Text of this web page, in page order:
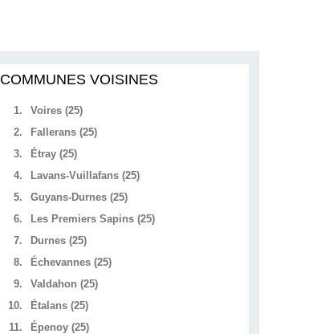
COMMUNES VOISINES
1.
Voires (25)
2.
Fallerans (25)
3.
Étray (25)
4.
Lavans-Vuillafans (25)
5.
Guyans-Durnes (25)
6.
Les Premiers Sapins (25)
7.
Durnes (25)
8.
Échevannes (25)
9.
Valdahon (25)
10.
Étalans (25)
11.
Épenoy (25)